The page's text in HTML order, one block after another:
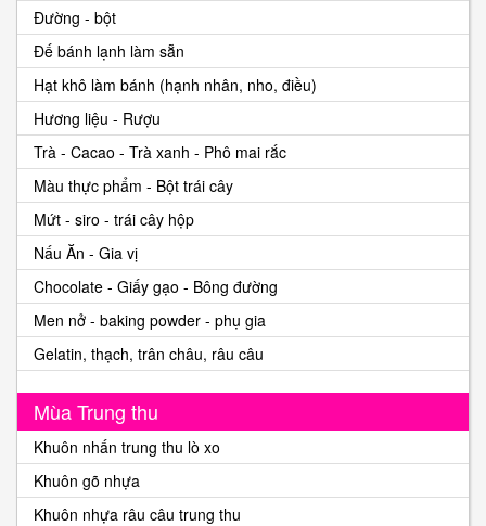
Đường - bột
Đế bánh lạnh làm sẵn
Hạt khô làm bánh (hạnh nhân, nho, điều)
Hương liệu - Rượu
Trà - Cacao - Trà xanh - Phô mai rắc
Màu thực phẩm - Bột trái cây
Mứt - siro - trái cây hộp
Nấu Ăn - Gia vị
Chocolate - Giấy gạo - Bông đường
Men nở - baking powder - phụ gia
Gelatin, thạch, trân châu, râu câu
Mùa Trung thu
Khuôn nhấn trung thu lò xo
Khuôn gõ nhựa
Khuôn nhựa râu câu trung thu